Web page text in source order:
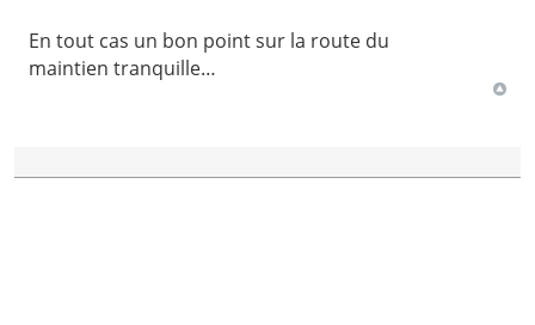
En tout cas un bon point sur la route du
maintien tranquille…